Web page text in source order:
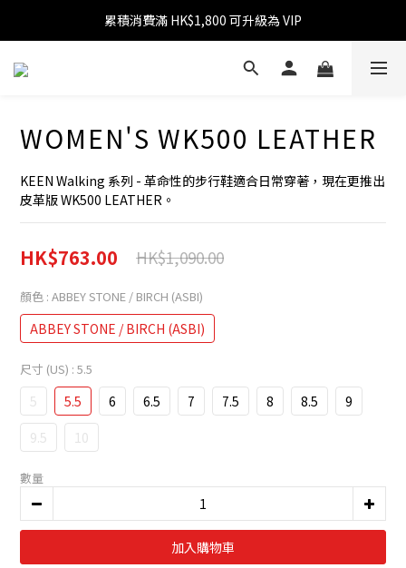
消費滿 HK$599 免運費
累積消費滿 HK$1,800 可升級為 VIP
消費滿 HK$1,800 可享 9 折優惠
WOMEN'S WK500 LEATHER
KEEN Walking 系列 - 革命性的步行鞋適合日常穿著，現在更推出
皮革版 WK500 LEATHER。
HK$763.00 HK$1,090.00
顏色 : ABBEY STONE / BIRCH (ASBI)
ABBEY STONE / BIRCH (ASBI)
尺寸 (US) : 5.5
5 5.5 6 6.5 7 7.5 8 8.5
9
9.5
10
數量
加入購物車